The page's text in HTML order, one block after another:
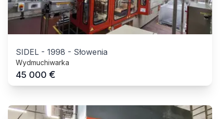
SIDEL - 1998 - Słowenia
Wydmuchiwarka
45 000 €